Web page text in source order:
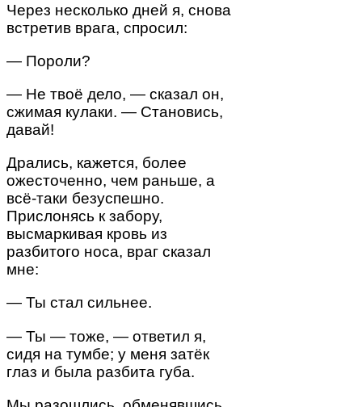
Через несколько дней я, снова
встретив врага, спросил:
— Пороли?
— Не твоё дело, — сказал он,
сжимая кулаки. — Становись,
давай!
Дрались, кажется, более
ожесточенно, чем раньше, а
всё-таки безуспешно.
Прислонясь к забору,
высмаркивая кровь из
разбитого носа, враг сказал
мне:
— Ты стал сильнее.
— Ты — тоже, — ответил я,
сидя на тумбе; у меня затёк
глаз и была разбита губа.